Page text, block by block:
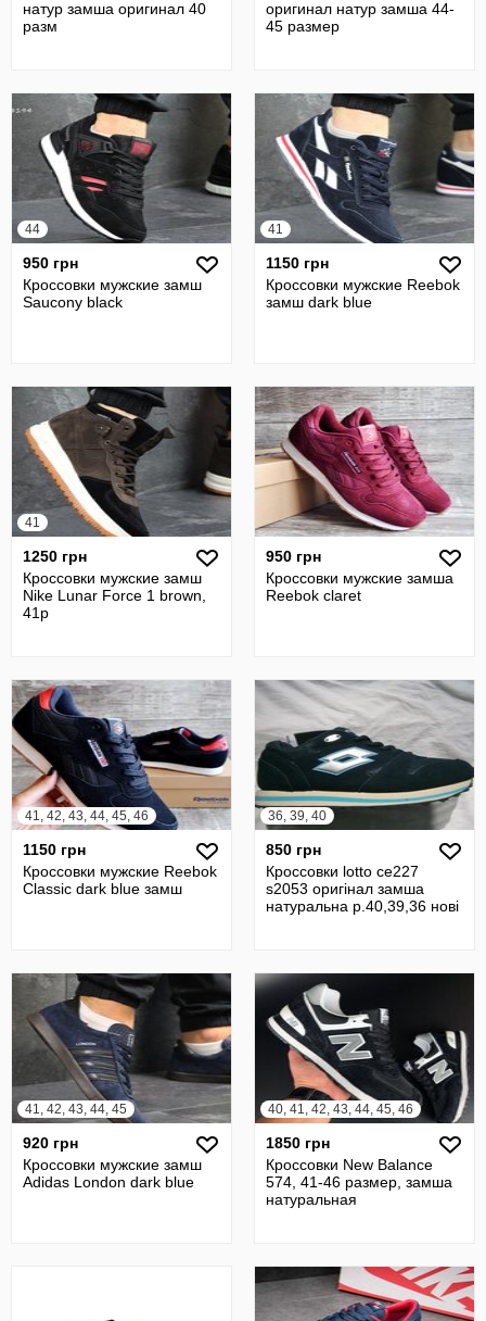
натур замша оригинал 40
разм
оригинал натур замша 44-
45 размер
44
950 грн
Кроссовки мужские замш
Saucony black
41
1150 грн
Кроссовки мужские Reebok
замш dark blue
41
1250 грн
Кроссовки мужские замш
Nike Lunar Force 1 brown,
41р
950 грн
Кроссовки мужские замша
Reebok claret
41, 42, 43, 44, 45, 46
1150 грн
Кроссовки мужские Reebok
Classic dark blue замш
36, 39, 40
850 грн
Кроссовки lotto ce227
s2053 оригінал замша
натуральна р.40,39,36 нові
41, 42, 43, 44, 45
920 грн
Кроссовки мужские замш
Adidas London dark blue
40, 41, 42, 43, 44, 45, 46
1850 грн
Кроссовки New Balance
574, 41-46 размер, замша
натуральная